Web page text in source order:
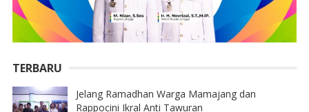
TERBARU
Jelang Ramadhan Warga Mamajang dan
Rappocini Ikral Anti Tawuran